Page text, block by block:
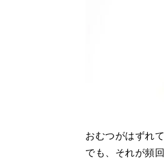
おむつがはずれ
でも、それが頻